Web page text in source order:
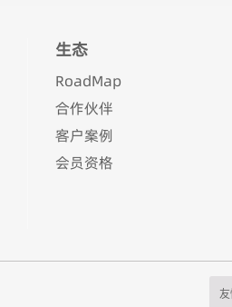
生态
RoadMap
合作伙伴
客户案例
会员资格